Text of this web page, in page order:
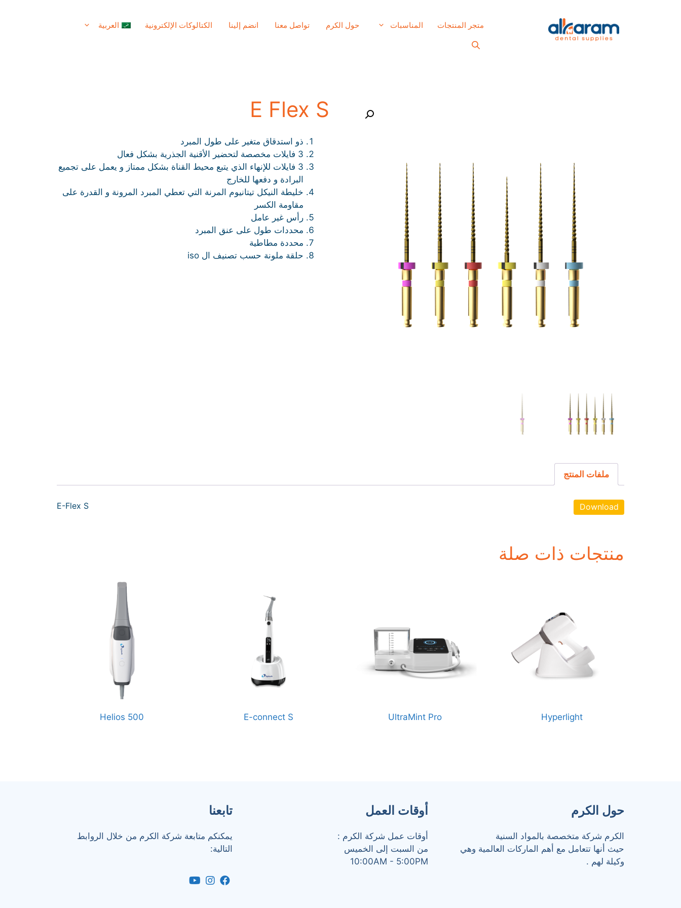
متجر المنتجات المناسبات حول الكرم تواصل معنا انضم إلينا الكتالوكات الإلكترونية العربية
E Flex S
ذو استدقاق متغير على طول المبرد
3 فايلات مخصصة لتحضير الأقنية الجذرية بشكل فعال
3 فايلات للإنهاء الذي يتبع محيط القناة بشكل ممتاز و يعمل على تجميع
البرادة و دفعها للخارج
خليطة النيكل تيتانيوم المرنة التي تعطي المبرد المرونة و القدرة على
مقاومة الكسر
رأس غير عامل
محددات طول على عنق المبرد
محددة مطاطية
حلقة ملونة حسب تصنيف ال iso
ملفات المنتج
E-Flex S Download
منتجات ذات صلة
Hyperlight
UltraMint Pro
E-connect S
Helios 500
حول الكرم
الكرم شركة متخصصة بالمواد السنية
حيث أنها تتعامل مع أهم الماركات العالمية وهي
وكيلة لهم .
أوقات العمل
أوقات عمل شركة الكرم :
من السبت إلى الخميس
10:00AM - 5:00PM
تابعنا
يمكنكم متابعة شركة الكرم من خلال الروابط
التالية: